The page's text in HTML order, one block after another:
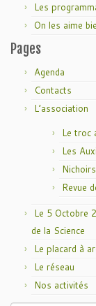
Les
On les aime
Pages
Agenda
Contacts
L’association
Le troc
Les
Revue
Le 5 Octobre
de la Science
Le placard à
Le réseau
Nos activités